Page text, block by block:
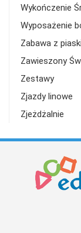
Wykończenie
Wyposażenie
Zabawa z
Zawieszony
Zestawy
Zjazdy linowe
Zjeżdżalnie